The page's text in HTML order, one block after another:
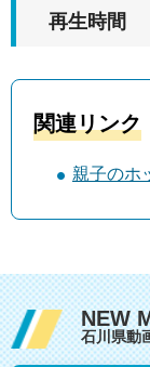
再生時間
関連リンク
親子のホ
NEW
石川県動